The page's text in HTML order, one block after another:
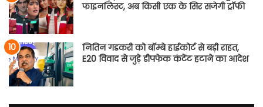
फाइनलिस्ट, अब किसी एक के सिर सजेगी ट्रॉफी
नितिन गडकरी को बॉम्बे हाईकोर्ट से बड़ी राहत,
E20 विवाद से जुड़े डीपफेक कंटेंट हटाने का आदेश